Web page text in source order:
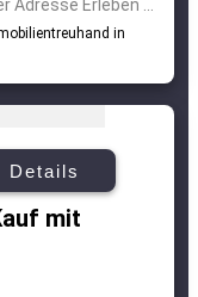
Erleben ...
in
Details
mit